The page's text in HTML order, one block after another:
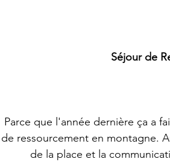
Séjour de
Parce que l'année dernière ça a
de ressourcement en montagne.
de la place et la